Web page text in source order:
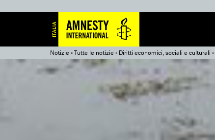
Notizie»Tutte le notizie» Diritti economici, sociali e culturali »